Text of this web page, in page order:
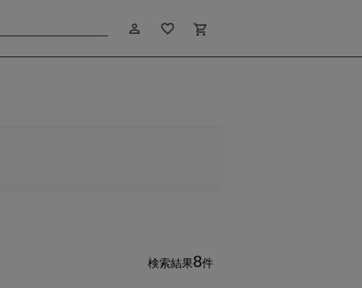
person_outline favorite_border shopping_cart
検索結果8件